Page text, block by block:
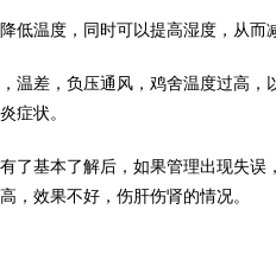
温度，同时可以提高湿度，从而
差，负压通风，鸡舍温度过高，
症状。
基本了解后，如果管理出现失误
，效果不好，伤肝伤肾的情况。